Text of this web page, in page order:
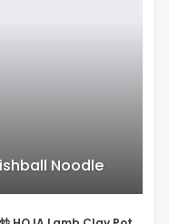
Noodle